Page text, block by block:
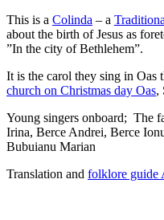
This is a Colinda – a
about the birth of Jesus as
”In the city of Bethlehem”.
It is the carol they sing in Oas
church on Christmas day Oas,
Young singers onboard; The
Irina, Berce Andrei, Berce
Bubuianu Marian
Translation and folklore guide